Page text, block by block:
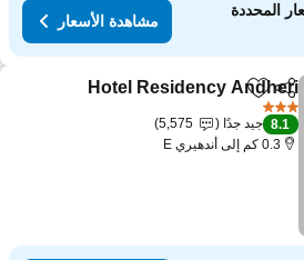
المحددة
مشاهدة الأسعار
مشاركةAdd to favorites
Hotel Residency Andheri
8.1 جيد جدًا
5,575
0.3 كم إلى أندهيري E